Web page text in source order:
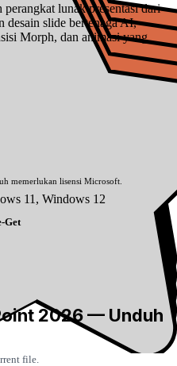
lunak presentasi dari
slide bertenaga AI,
Morph, dan animasi yang
memerlukan lisensi Microsoft.
11, Windows 12
Get
2026 — Unduh
file.